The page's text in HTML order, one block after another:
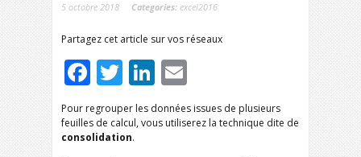
5 octobre 2018 Categories: excel2016
Partagez cet article sur vos réseaux
Facebook
TwitterLinkedIn
Pour regrouper les données issues de plusieurs
feuilles de calcul, vous utiliserez la technique dite de
consolidation.